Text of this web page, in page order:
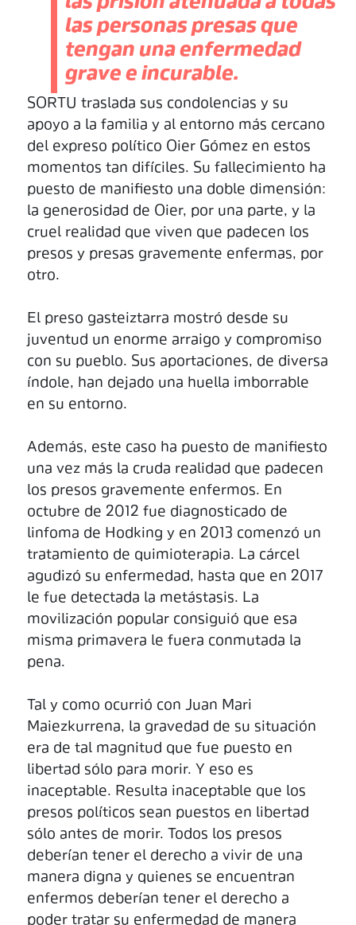
las personas presas que
tengan una enfermedad
grave e incurable.
SORTU traslada sus condolencias y su
apoyo a la familia y al entorno más cercano
del expreso político Oier Gómez en estos
momentos tan difíciles. Su fallecimiento ha
puesto de manifiesto una doble dimensión:
la generosidad de Oier, por una parte, y la
cruel realidad que viven que padecen los
presos y presas gravemente enfermas, por
otro.
El preso gasteiztarra mostró desde su
juventud un enorme arraigo y compromiso
con su pueblo. Sus aportaciones, de diversa
índole, han dejado una huella imborrable
en su entorno.
Además, este caso ha puesto de manifiesto
una vez más la cruda realidad que padecen
los presos gravemente enfermos. En
octubre de 2012 fue diagnosticado de
linfoma de Hodking y en 2013 comenzó un
tratamiento de quimioterapia. La cárcel
agudizó su enfermedad, hasta que en 2017
le fue detectada la metástasis. La
movilización popular consiguió que esa
misma primavera le fuera conmutada la
pena.
Tal y como ocurrió con Juan Mari
Maiezkurrena, la gravedad de su situación
era de tal magnitud que fue puesto en
libertad sólo para morir. Y eso es
inaceptable. Resulta inaceptable que los
presos políticos sean puestos en libertad
sólo antes de morir. Todos los presos
deberían tener el derecho a vivir de una
manera digna y quienes se encuentran
enfermos deberían tener el derecho a
poder tratar su enfermedad de manera